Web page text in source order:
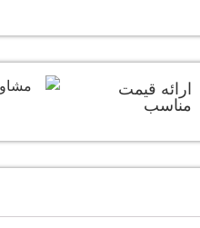
ارائه قیمت
مناسب